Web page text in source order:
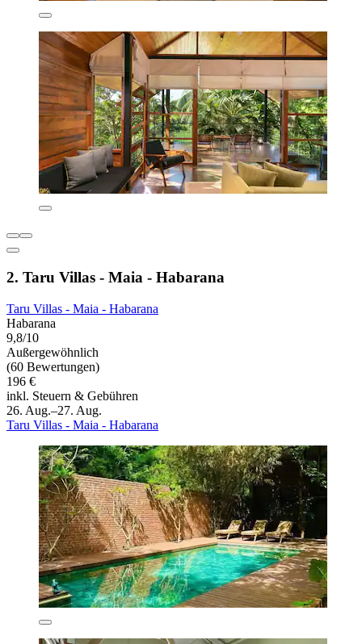
2. Taru Villas - Maia - Habarana
Taru Villas - Maia - Habarana
Habarana
9,8/10
Außergewöhnlich
(60 Bewertungen)
196 €
inkl. Steuern & Gebühren
26. Aug.–27. Aug.
Taru Villas - Maia - Habarana